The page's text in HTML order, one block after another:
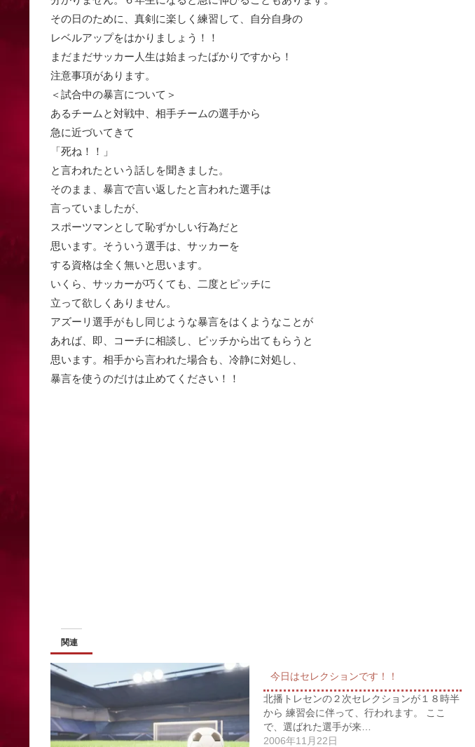
その日のために、真剣に楽しく練習して、自分自身の
レベルアップをはかりましょう！！
まだまだサッカー人生は始まったばかりですから！
注意事項があります。
＜試合中の暴言について＞
あるチームと対戦中、相手チームの選手から
急に近づいてきて
「死ね！！」
と言われたという話しを聞きました。
そのまま、暴言で言い返したと言われた選手は
言っていましたが、
スポーツマンとして恥ずかしい行為だと
思います。そういう選手は、サッカーを
する資格は全く無いと思います。
いくら、サッカーが巧くても、二度とピッチに
立って欲しくありません。
アズーリ選手がもし同じような暴言をはくようなことが
あれば、即、コーチに相談し、ピッチから出てもらうと
思います。相手から言われた場合も、冷静に対処し、
暴言を使うのだけは止めてください！！
関連
今日はセレクションです！！
北播トレセンの２次セレクションが１８時半
から 練習会に伴って、行われます。 ここ
で、選ばれた選手が来…
2006年11月22日